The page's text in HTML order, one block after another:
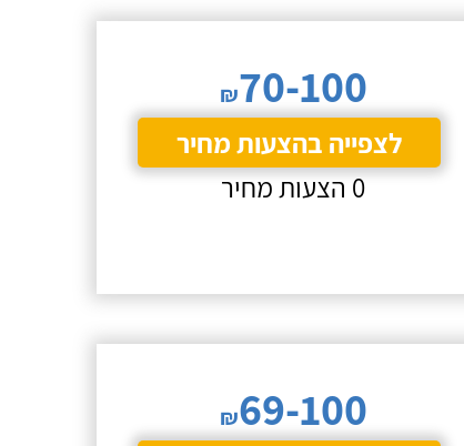
₪70-100
לצפייה בהצעות מחיר
0 הצעות מחיר
₪69-100